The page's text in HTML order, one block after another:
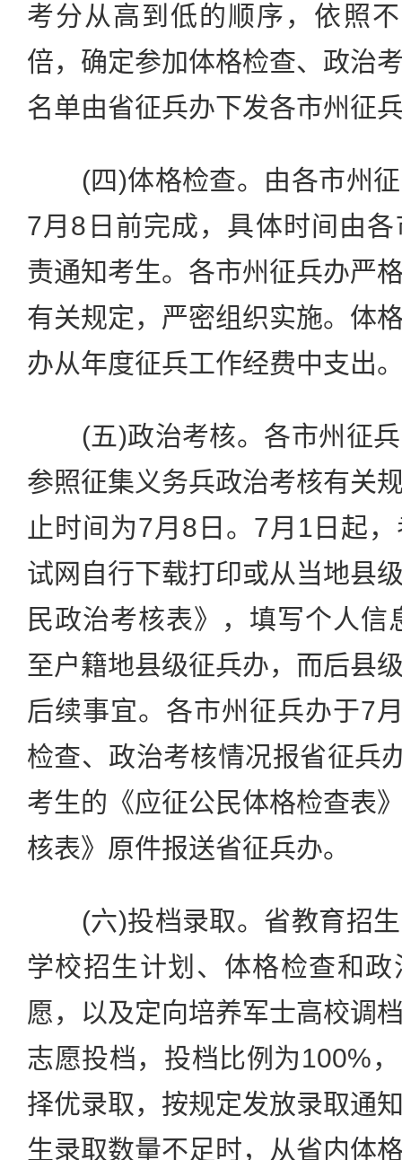
考分从高到低的顺序，依照
倍，确定参加体格检查、政治
名单由省征兵办下发各市州征
(四)体格检查。由各市州征
7月8日前完成，具体时间由
责通知考生。各市州征兵办严
有关规定，严密组织实施。体
办从年度征兵工作经费中支出
(五)政治考核。各市州征兵
参照征集义务兵政治考核有关
止时间为7月8日。7月1日起
试网自行下载打印或从当地县
民政治考核表》，填写个人
至户籍地县级征兵办，而后县
后续事宜。各市州征兵办于7
检查、政治考核情况报省征兵
考生的《应征公民体格检查表
核表》原件报送省征兵办。
(六)投档录取。省教育招生
学校招生计划、体格检查和
愿，以及定向培养军士高校调
志愿投档，投档比例为100%
择优录取，按规定发放录取通
生录取数量不足时，从省内体